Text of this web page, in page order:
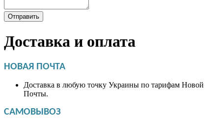
Отправить
Доставка и оплата
НОВАЯ ПОЧТА
Доставка в любую точку Украины по тарифам Новой
Почты.
САМОВЫВОЗ